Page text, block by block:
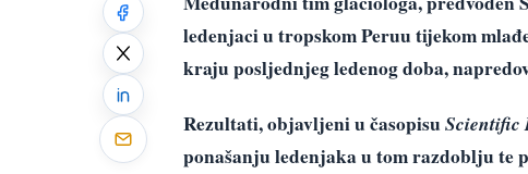
ledenjaci u tropskom Peruu tijekom
kraju posljednjeg ledenog doba,
Rezultati, objavljeni u časopisuScientific
ponašanju ledenjaka u tom razdoblju te